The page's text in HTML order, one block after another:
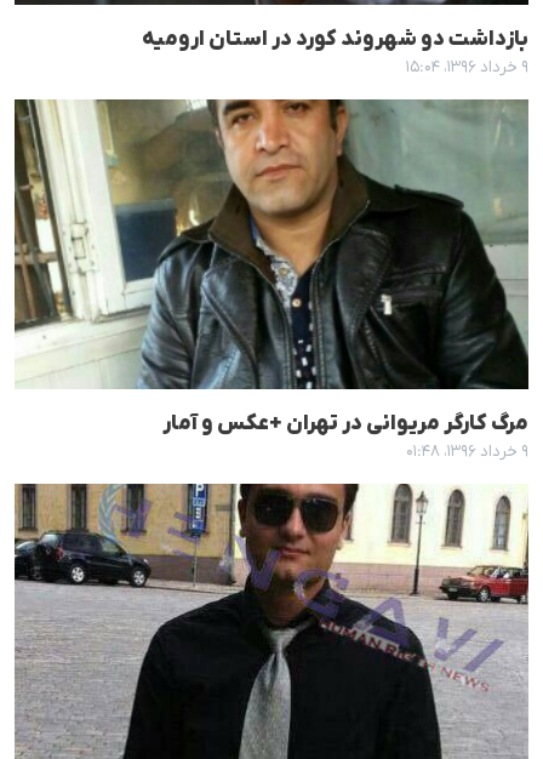
بازداشت دو شهروند کورد در استان ارومیە
۹ خرداد ۱۳۹۶، ۱۵:۰۴
مرگ کارگر مریوانی در تهران +عکس و آمار
۹ خرداد ۱۳۹۶، ۰۱:۴۸